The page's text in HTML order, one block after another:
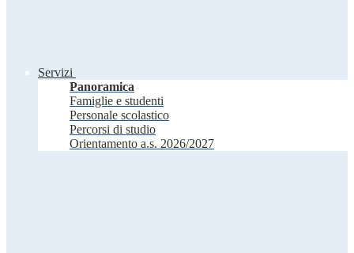
Servizi
Panoramica
Famiglie e studenti
Personale scolastico
Percorsi di studio
Orientamento a.s. 2026/2027